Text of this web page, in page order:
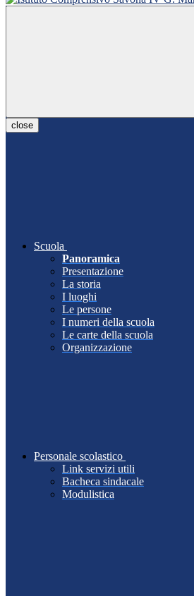
close
Scuola
Panoramica
Presentazione
La storia
I luoghi
Le persone
I numeri della scuola
Le carte della scuola
Organizzazione
Personale scolastico
Link servizi utili
Bacheca sindacale
Modulistica